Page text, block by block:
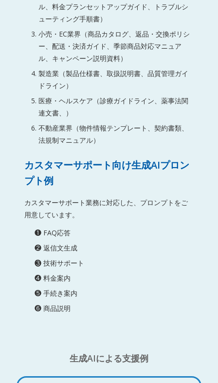
ル、料金プランセットアップガイド、トラブルシ
ューティング手順書）
小売・EC業界（商品カタログ、返品・交換ポリシ
ー、配送・決済ガイド、季節商品対応マニュア
ル、キャンペーン説明資料）
製造業（製品仕様書、取扱説明書、品質管理ガイ
ドライン）
医療・ヘルスケア（診療ガイドライン、薬事法関
連文書、）
不動産業界（物件情報テンプレート、契約書類、
法規制マニュアル）
カスタマーサポート向け生成AIプロン
プト例
カスタマーサポート業務に対応した、プロンプトをご
用意しています。
❶ FAQ応答
❷ 返信文生成
❸ 技術サポート
❹ 料金案内
❺ 手続き案内
❻ 商品説明
生成AIによる支援例